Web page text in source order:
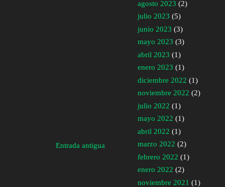
Entrada antigua
agosto 2023 (2)
julio 2023 (5)
junio 2023 (3)
mayo 2023 (3)
abril 2023 (1)
enero 2023 (1)
diciembre 2022 (1)
noviembre 2022 (2)
julio 2022 (1)
mayo 2022 (1)
abril 2022 (1)
marzo 2022 (2)
febrero 2022 (1)
enero 2022 (2)
noviembre 2021 (1)